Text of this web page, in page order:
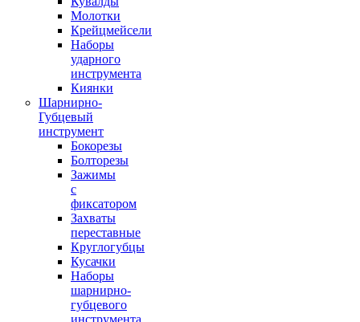
Молотки
Крейцмейсели
Наборы
ударного
инструмента
Киянки
Шарнирно-
Губцевый
инструмент
Бокорезы
Болторезы
Зажимы
с
фиксатором
Захваты
переставные
Круглогубцы
Кусачки
Наборы
шарнирно-
губцевого
инструмента